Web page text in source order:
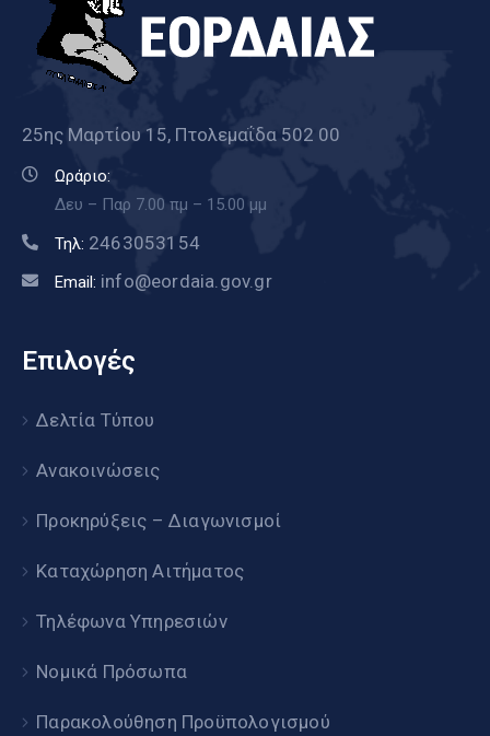
25ης Μαρτίου 15, Πτολεμαΐδα 502 00
Ωράριο:
Δευ – Παρ 7.00 πμ – 15.00 μμ
Τηλ: 2463053154
Email: info@eordaia.gov.gr
Επιλογές
Δελτία Τύπου
Ανακοινώσεις
Προκηρύξεις – Διαγωνισμοί
Καταχώρηση Αιτήματος
Τηλέφωνα Υπηρεσιών
Νομικά Πρόσωπα
Παρακολούθηση Προϋπολογισμού